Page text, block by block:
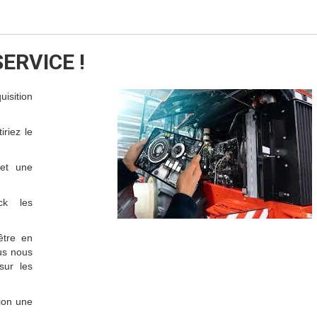
!
le
une
les
en
nous
les
une